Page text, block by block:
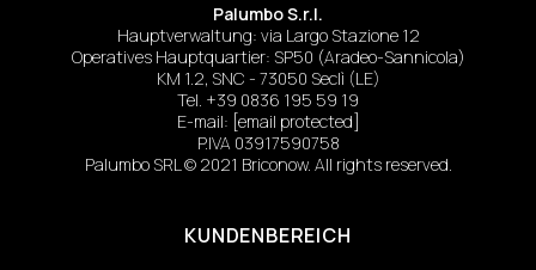
Palumbo S.r.l.
Hauptverwaltung: via Largo Stazione 12
Operatives Hauptquartier: SP50 (Aradeo-Sannicola)
KM 1.2, SNC - 73050 Seclì (LE)
Tel. +39 0836 195 59 19
E-mail: [email protected]
P.IVA 03917590758
Palumbo SRL © 2021 Briconow. All rights reserved.
KUNDENBEREICH